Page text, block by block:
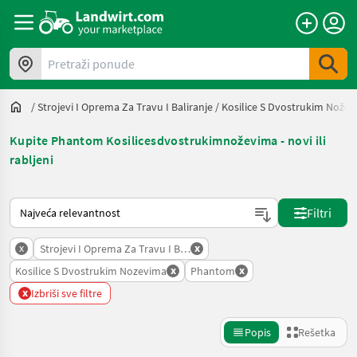
Pretraži ponude
/Strojevi I Oprema Za Travu I Baliranje / Kosilice S Dvostrukim
Kupite Phantom Kosilicesdvostrukimnoževima - novi ili
rabljeni
Tako se sortira na Landwirt.com
Filtri
x Strojevi I Oprema Za Travu I Baliranje
x
Kosilice S Dvostrukim Nozevima x Phantom x
x Izbriši sve filtre
Popis Rešetka